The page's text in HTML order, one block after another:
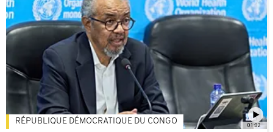
01:02
RÉPUBLIQUE DÉMOCRATIQUE DU CONGO